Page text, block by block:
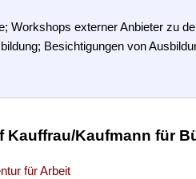
Workshops externer Anbieter zu
Besichtigungen von
Kaufmann für
für Arbeit